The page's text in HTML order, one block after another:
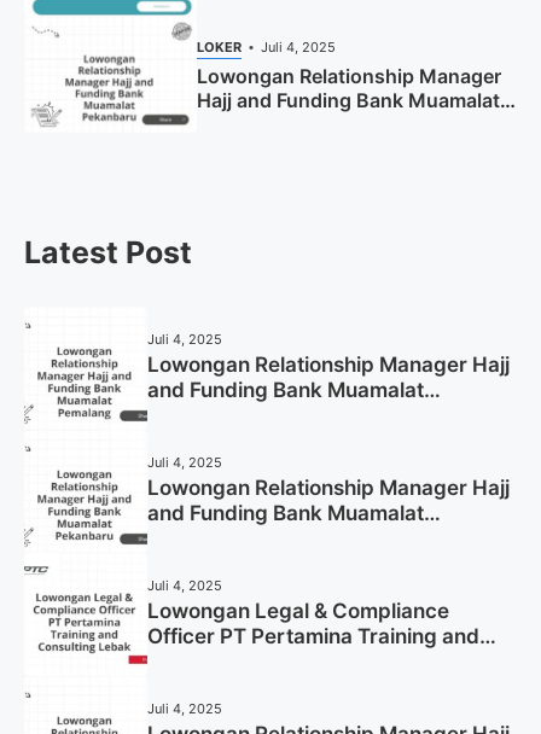
LOKER Juli 4, 2025
Lowongan Relationship Manager
Hajj and Funding Bank Muamalat
Latest Post
Juli 4, 2025
Lowongan Relationship Manager Hajj
and Funding Bank Muamalat
Juli 4, 2025
Lowongan Relationship Manager Hajj
and Funding Bank Muamalat
Juli 4, 2025
Lowongan Legal & Compliance
Officer PT Pertamina Training and
Juli 4, 2025